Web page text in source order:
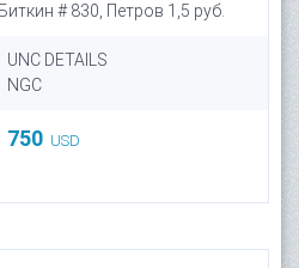
# 830, Петров 1,5 руб.
UNC DETAILS
NGC
750 USD